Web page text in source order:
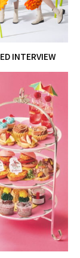
INTERVIEW